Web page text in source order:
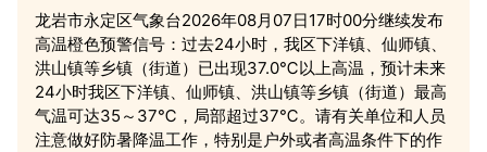
龙岩市永定区气象台2026年08月07日17时00分继续发布
高温橙色预警信号：过去24小时，我区下洋镇、仙师镇、
洪山镇等乡镇（街道）已出现37.0℃以上高温，预计未来
24小时我区下洋镇、仙师镇、洪山镇等乡镇（街道）最高
气温可达35～37℃，局部超过37℃。请有关单位和人员
注意做好防暑降温工作，特别是户外或者高温条件下的作